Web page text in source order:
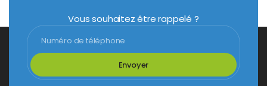
Vous souhaitez être rappelé ?
Envoyer